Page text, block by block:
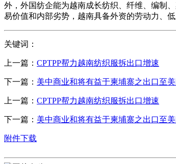
外，外国纺企能为越南成长纺织、纤维、编制
易价值和内部劣势，越南具备外资的劳动力、
关键词：
上一篇： CPTPP帮力越南纺织服拆出口增速
下一篇： 美中商业和将有益于柬埔寨之出口至美
上一篇： CPTPP帮力越南纺织服拆出口增速
下一篇： 美中商业和将有益于柬埔寨之出口至美
附件下载